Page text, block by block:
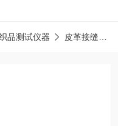
品测试仪器 皮革接缝疲劳测试仪